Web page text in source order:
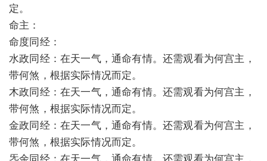
定。
命主：
命度同经：
水政同经：在天一气，通命有情。还需观看为何宫主，
带何煞，根据实际情况而定。
木政同经：在天一气，通命有情。还需观看为何宫主，
带何煞，根据实际情况而定。
金政同经：在天一气，通命有情。还需观看为何宫主，
带何煞，根据实际情况而定。
炁余同经：在天一气，通命有情。还需观看为何宫主，